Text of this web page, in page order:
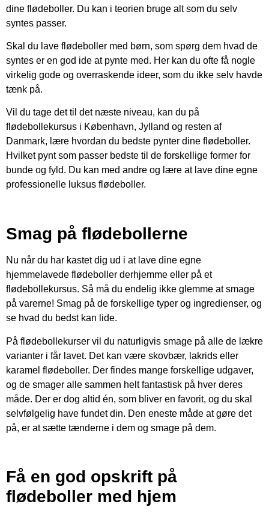
dine flødeboller. Du kan i teorien bruge alt som du selv
syntes passer.
Skal du lave flødeboller med børn, som spørg dem hvad de
syntes er en god ide at pynte med. Her kan du ofte få nogle
virkelig gode og overraskende ideer, som du ikke selv havde
tænk på.
Vil du tage det til det næste niveau, kan du på
flødebollekursus i København, Jylland og resten af
Danmark, lære hvordan du bedste pynter dine flødeboller.
Hvilket pynt som passer bedste til de forskellige former for
bunde og fyld. Du kan med andre og lære at lave dine egne
professionelle luksus flødeboller.
Smag på flødebollerne
Nu når du har kastet dig ud i at lave dine egne
hjemmelavede flødeboller derhjemme eller på et
flødebollekursus. Så må du endelig ikke glemme at smage
på varerne! Smag på de forskellige typer og ingredienser, og
se hvad du bedst kan lide.
På flødebollekurser vil du naturligvis smage på alle de lækre
varianter i får lavet. Det kan være skovbær, lakrids eller
karamel flødeboller. Der findes mange forskellige udgaver,
og de smager alle sammen helt fantastisk på hver deres
måde. Der er dog altid én, som bliver en favorit, og du skal
selvfølgelig have fundet din. Den eneste måde at gøre det
på, er at sætte tænderne i dem og smage på dem.
Få en god opskrift på
flødeboller med hjem